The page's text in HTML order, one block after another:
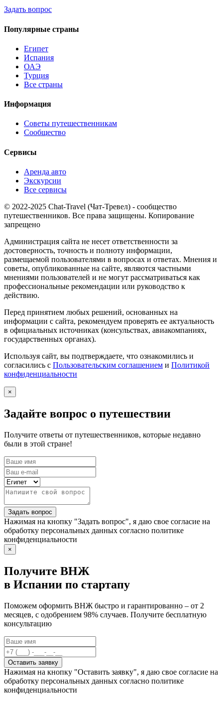
Задать вопрос
Популярные страны
Египет
Испания
ОАЭ
Турция
Все страны
Информация
Советы путешественникам
Сообщество
Сервисы
Аренда авто
Экскурсии
Все сервисы
© 2022-2025 Chat-Travel (Чат-Тревел) - сообщество
путешественников. Все права защищены. Копирование
запрещено
Администрация сайта не несет ответственности за
достоверность, точность и полноту информации,
размещаемой пользователями в вопросах и ответах. Мнения и
советы, опубликованные на сайте, являются частными
мнениями пользователей и не могут рассматриваться как
профессиональные рекомендации или руководство к
действию.
Перед принятием любых решений, основанных на
информации с сайта, рекомендуем проверять ее актуальность
в официальных источниках (консульствах, авиакомпаниях,
государственных органах).
Используя сайт, вы подтверждаете, что ознакомились и
согласились с Пользовательским соглашением и Политикой
конфиденциальности
×
Задайте вопрос о путешествии
Получите ответы от путешественников, которые недавно
были в этой стране!
Задать вопрос
Нажимая на кнопку "Задать вопрос", я даю свое согласие на
обработку персональных данных согласно политике
конфиденциальности
×
Получите ВНЖ
в Испании по стартапу
Поможем оформить ВНЖ быстро и гарантированно – от 2
месяцев, с одобрением 98% случаев. Получите бесплатную
консультацию
Оставить заявку
Нажимая на кнопку "Оставить заявку", я даю свое согласие на
обработку персональных данных согласно политике
конфиденциальности